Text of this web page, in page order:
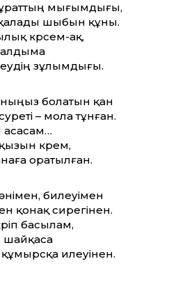
мығымдығы,
шыбын құны.
көрсем-ақ,
алдыма
зұлымдығы.
болатын қан
– мола тұнған.
асасам…
көрем,
оратылған.
билеуімен
қонақ сирегінен.
басылам,
шайқаса
илеуінен.